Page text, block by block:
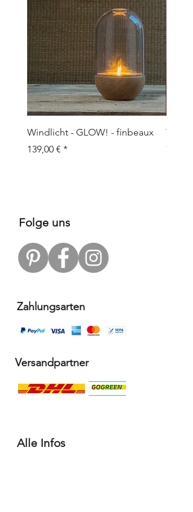
Windlicht - GLOW! - finbeaux
Prix
139,00 €
Topf/
Folge uns
Zahlungsarten
Versandpartner
Alle Infos